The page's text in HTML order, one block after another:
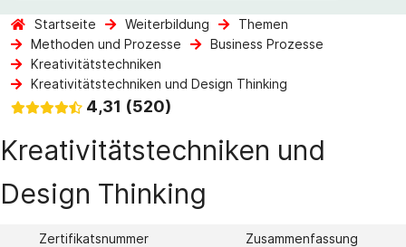
Startseite Weiterbildung
Themen
Methoden und Prozesse
Business Prozesse
Kreativitätstechniken
Kreativitätstechniken und Design Thinking
4,31 (520)
Kreativitätstechniken und
Design Thinking
Zertifikatsnummer
Zusammenfassung